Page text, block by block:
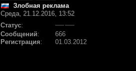
Злобная реклама
Среда, 21.12.2016, 13:52
Статус:
Сообщений:
666
Регистрация: 01.03.2012